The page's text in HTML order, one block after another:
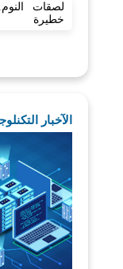
لصقات
خطيرة
الآخبار